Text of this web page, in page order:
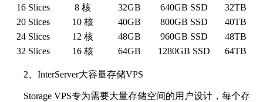
16 Slices
8 核 32GB 640GB SSD
32TB
20 Slices
10 核 40GB 800GB SSD
40TB
24 Slices
12 核 48GB 960GB SSD
48TB
32 Slices
16 核 64GB 1280GB SSD 64TB
2、InterServer大容量存储VPS
Storage VPS专为需要大量存储空间的用户设计，每个存